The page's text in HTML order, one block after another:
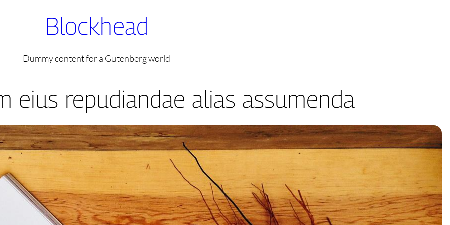
Blockhead
Dummy content for a Gutenberg world
eius repudiandae alias assumenda